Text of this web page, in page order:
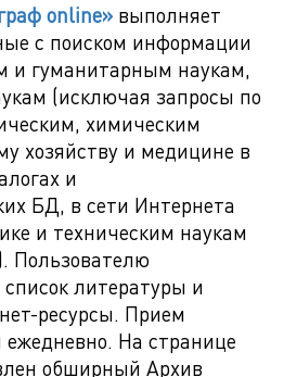
online»выполняет
с поиском информации
и гуманитарным наукам,
(исключая запросы по
химическим
хозяйству и медицине в
и
БД, в сети Интернета
и техническим наукам
Пользователю
литературы и
ресурсы. Прием
ежедневно. На странице
обширный Архив